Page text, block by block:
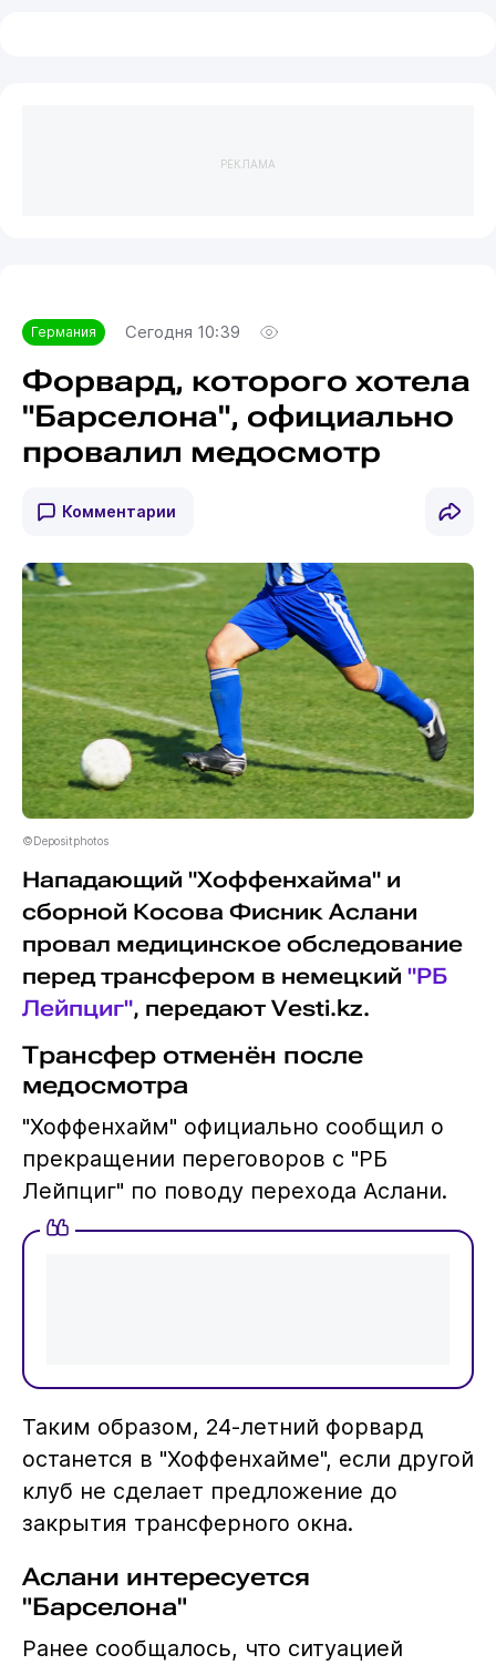
РЕКЛАМА
Германия Сегодня 10:39
Форвард, которого хотела
"Барселона", официально
провалил медосмотр
Комментарии
©Depositphotos
Нападающий "Хоффенхайма" и
сборной Косова Фисник Аслани
провал медицинское обследование
перед трансфером в немецкий "РБ
Лейпциг", передают Vesti.kz.
Трансфер отменён после
медосмотра
"Хоффенхайм" официально сообщил о
прекращении переговоров с "РБ
Лейпциг" по поводу перехода Аслани.
Таким образом, 24-летний форвард
останется в "Хоффенхайме", если другой
клуб не сделает предложение до
закрытия трансферного окна.
Аслани интересуется
"Барселона"
Ранее сообщалось, что ситуацией